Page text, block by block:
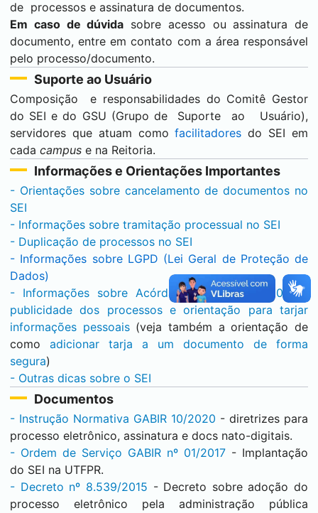
de processos e assinatura de documentos.
Em caso de dúvida sobre acesso ou assinatura de
documento, entre em contato com a área responsável
pelo processo/documento.
Suporte ao Usuário
Composição e responsabilidades do Comitê Gestor
do SEI e do GSU (Grupo de Suporte ao Usuário),
servidores que atuam comofacilitadores do SEI em
cada campus e na Reitoria.
Informações e Orientações Importantes
- Orientações sobre cancelamento de documentos no
SEI
- Informações sobre tramitação processual no SEI
- Duplicação de processos no SEI
- Informações sobre LGPD (Lei Geral de Proteção de
Dados)
- Informações sobre Acórdão TCU Nº 484/2021 -
publicidade dos processos e orientação para tarjar
informações pessoais(veja também a orientação de
como adicionar tarja a um documento de forma
segura)
- Outras dicas sobre o SEI
Documentos
- Instrução Normativa GABIR 10/2020 - diretrizes para
processo eletrônico, assinatura e docs nato-digitais.
- Ordem de Serviço GABIR nº 01/2017 - Implantação
do SEI na UTFPR.
- Decreto nº 8.539/2015 - Decreto sobre adoção do
processo eletrônico pela administração pública